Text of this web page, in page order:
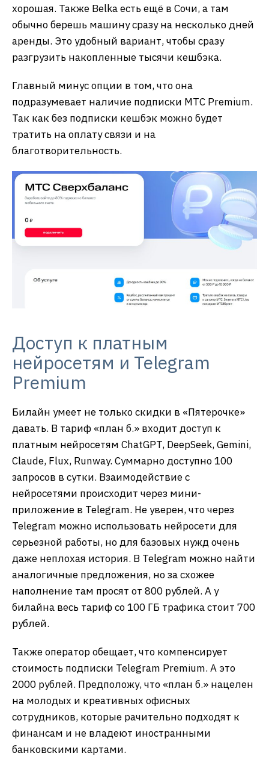
хорошая. Также Belka есть ещё в Сочи, а там
обычно берешь машину сразу на несколько дней
аренды. Это удобный вариант, чтобы сразу
разгрузить накопленные тысячи кешбэка.
Главный минус опции в том, что она
подразумевает наличие подписки МТС Premium.
Так как без подписки кешбэк можно будет
тратить на оплату связи и на
благотворительность.
Доступ к платным
нейросетям и Telegram
Premium
Билайн умеет не только скидки в «Пятерочке»
давать. В тариф «план б.» входит доступ к
платным нейросетям ChatGPT, DeepSeek, Gemini,
Claude, Flux, Runway. Суммарно доступно 100
запросов в сутки. Взаимодействие с
нейросетями происходит через мини-
приложение в Telegram. Не уверен, что через
Telegram можно использовать нейросети для
серьезной работы, но для базовых нужд очень
даже неплохая история. В Telegram можно найти
аналогичные предложения, но за схожее
наполнение там просят от 800 рублей. А у
билайна весь тариф со 100 ГБ трафика стоит 700
рублей.
Также оператор обещает, что компенсирует
стоимость подписки Telegram Premium. А это
2000 рублей. Предположу, что «план б.» нацелен
на молодых и креативных офисных
сотрудников, которые рачительно подходят к
финансам и не владеют иностранными
банковскими картами.